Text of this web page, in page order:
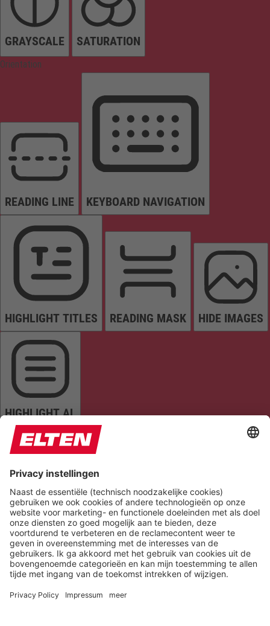
GRAYSCALE SATURATION
Orientation
READING LINE KEYBOARD NAVIGATION
HIGHLIGHT TITLES READING MASK HIDE IMAGES
HIGHLIGHT AL
READ PAGE MUTE SOUNDS STOP ANIMATIONS
Reset Settings